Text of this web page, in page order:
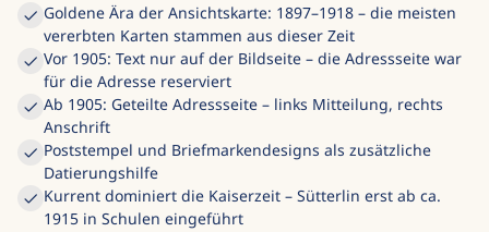
Goldene Ära der Ansichtskarte: 1897–1918 – die meisten
vererbten Karten stammen aus dieser Zeit
Vor 1905: Text nur auf der Bildseite – die Adressseite war
für die Adresse reserviert
Ab 1905: Geteilte Adressseite – links Mitteilung, rechts
Anschrift
Poststempel und Briefmarkendesigns als zusätzliche
Datierungshilfe
Kurrent dominiert die Kaiserzeit – Sütterlin erst ab ca.
1915 in Schulen eingeführt